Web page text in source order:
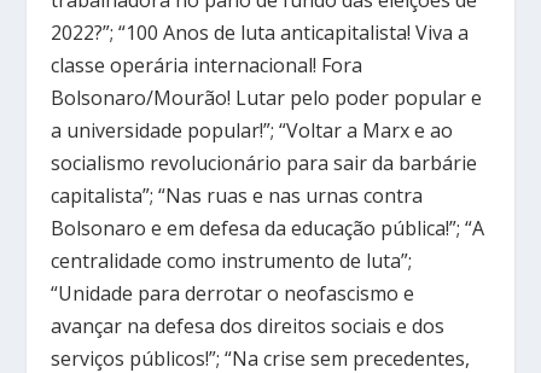
2022?”; “100 Anos de luta anticapitalista! Viva a
classe operária internacional! Fora
Bolsonaro/Mourão! Lutar pelo poder popular e
a universidade popular!”; “Voltar a Marx e ao
socialismo revolucionário para sair da barbárie
capitalista”; “Nas ruas e nas urnas contra
Bolsonaro e em defesa da educação pública!”; “A
centralidade como instrumento de luta”;
“Unidade para derrotar o neofascismo e
avançar na defesa dos direitos sociais e dos
serviços públicos!”; “Na crise sem precedentes,